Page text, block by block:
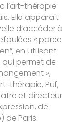
l’art-thérapie
Elle apparaît
d’accéder à
« parce
en utilisant
qui permet de
»,
thérapie, Puf,
et directeur
de
de Paris.